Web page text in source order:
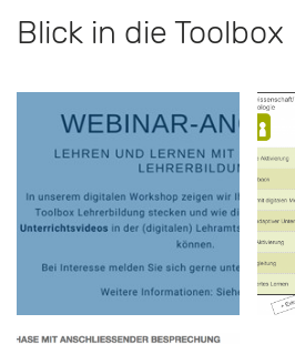
Blick in die Toolbox